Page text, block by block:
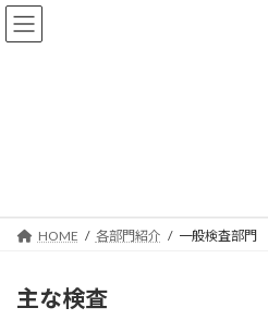
コ
ン
ナ
ビ
HOME 各部門紹介 一般検査部門
主な検査